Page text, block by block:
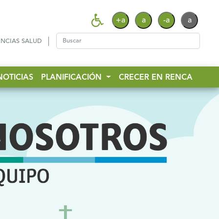
+a a -a a
SALUD
PLANIFICACIÓN CRECER EN RENCA